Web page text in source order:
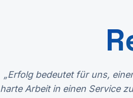
„Erfolg bedeutet für uns,
harte Arbeit in einen Service